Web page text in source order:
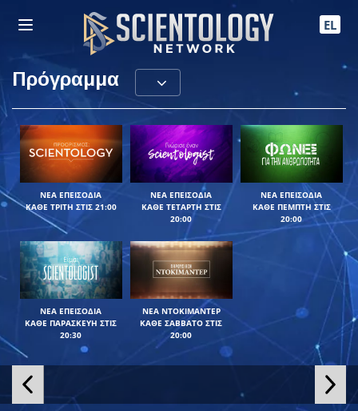
EL
Πρόγραμμα
ΕΞΕΡΕΥΝΗΣΤΕ ΤΗ
ΣΕΙΡΑ
ΝΕΑ ΕΠΕΙΣΟΔΙΑ
ΚΑΘΕ ΤΡΙΤΗ ΣΤΙΣ 21:00
ΕΞΕΡΕΥΝΗΣΤΕ ΤΗ
ΣΕΙΡΑ
ΝΕΑ ΕΠΕΙΣΟΔΙΑ
ΚΑΘΕ ΤΕΤΑΡΤΗ ΣΤΙΣ
20:00
ΕΞΕΡΕΥΝΗΣΤΕ ΤΗ
ΝΕΑ ΕΠΕΙΣΟΔΙΑ
ΚΑΘΕ ΠΕΜΠΤΗ ΣΤΙΣ
20:00
ΕΞΕΡΕΥΝΗΣΤΕ ΤΗ
ΣΕΙΡΑ
ΝΕΑ ΕΠΕΙΣΟΔΙΑ
ΚΑΘΕ ΠΑΡΑΣΚΕΥΗ ΣΤΙΣ
20:30
ΕΞΕΡΕΥΝΗΣΤΕ ΤΗ
ΝΕΑ ΝΤΟΚΙΜΑΝΤΕΡ
ΚΑΘΕ ΣΑΒΒΑΤΟ ΣΤΙΣ
20:00